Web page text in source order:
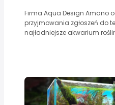
Firma Aqua Design Amano
przyjmowania zgłoszeń do
najładniejsze akwarium